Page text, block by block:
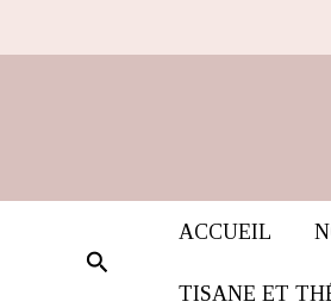
au
Rechercher
ACCUEIL
TISANE ET
plus